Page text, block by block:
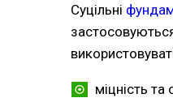
Суцільні
міцність та